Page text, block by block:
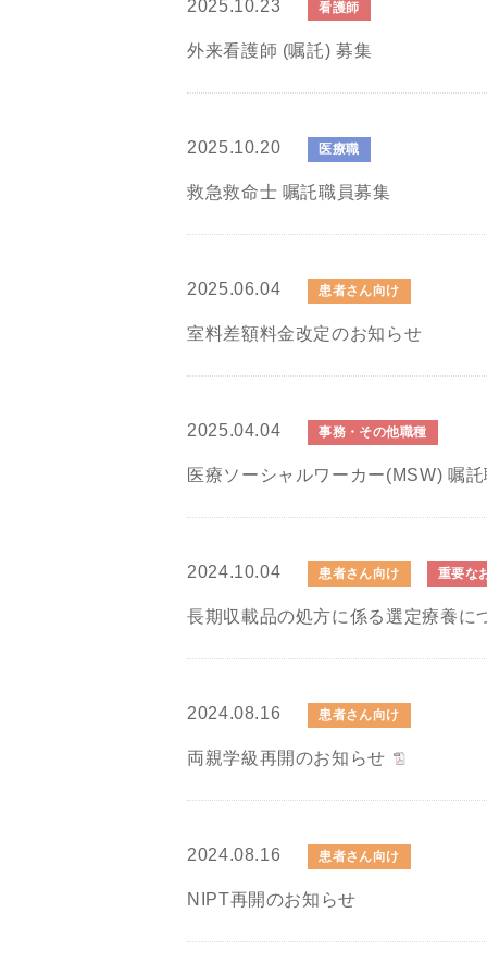
2025.10.23 看護師
外来看護師 (嘱託) 募集
2025.10.20 医療職
救急救命士 嘱託職員募集
2025.06.04 患者さん向け
室料差額料金改定のお知らせ
2025.04.04 事務・その他職種
医療ソーシャルワーカー(MSW) 嘱
2024.10.04 患者さん向け 重要な
長期収載品の処方に係る選定療養に
2024.08.16 患者さん向け
両親学級再開のお知らせ
2024.08.16 患者さん向け
NIPT再開のお知らせ